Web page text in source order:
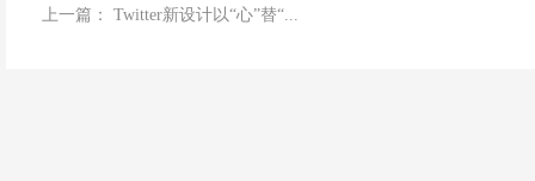
上一篇： Twitter新设计以“心”替“...